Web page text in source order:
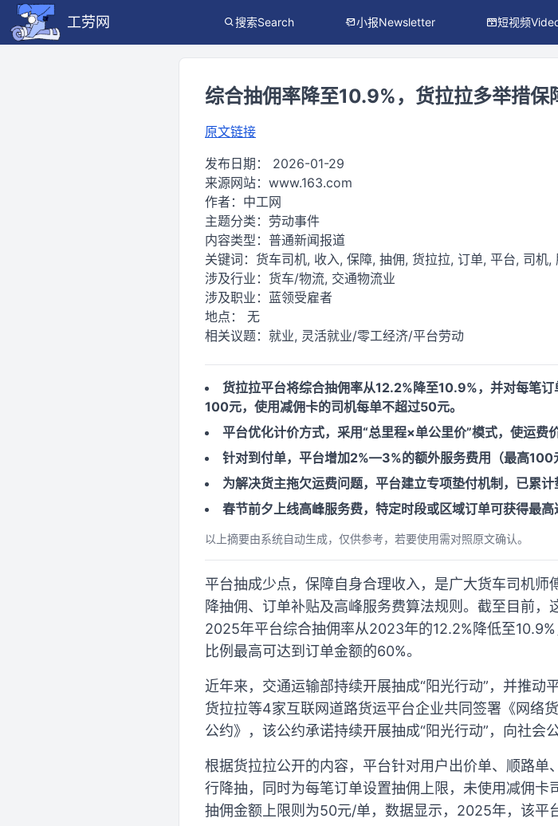
工劳网 搜索Search 小报Newsletter 短视频
综合抽佣率降至10.9%，货拉拉多举措保
原文链接
发布日期： 2026-01-29
来源网站： www.163.com
作者： 中工网
主题分类： 劳动事件
内容类型： 普通新闻报道
关键词： 货车司机, 收入, 保障, 抽佣, 货拉拉, 订单, 平台, 司机,
涉及行业： 货车/物流, 交通物流业
涉及职业： 蓝领受雇者
地点： 无
相关议题： 就业, 灵活就业/零工经济/平台劳动
货拉拉平台将综合抽佣率从12.2%降至10.9%，并对每笔
100元，使用减佣卡的司机每单不超过50元。
平台优化计价方式，采用“总里程×单公里价”模式，使运费
针对到付单，平台增加2%—3%的额外服务费用（最高100
为解决货主拖欠运费问题，平台建立专项垫付机制，已累
春节前夕上线高峰服务费，特定时段或区域订单可获得最
以上摘要由系统自动生成，仅供参考，若要使用需对照原文确认。
平台抽成少点，保障自身合理收入，是广大货车司机
降抽佣、订单补贴及高峰服务费算法规则。截至目前，
2025年平台综合抽佣率从2023年的12.2%降低至
比例最高可达到订单金额的60%。
近年来，交通运输部持续开展抽成“阳光行动”，并推动
货拉拉等4家互联网道路货运平台企业共同签署《网络
公约》，该公约承诺持续开展抽成“阳光行动”，向社会
根据货拉拉公开的内容，平台针对用户出价单、顺路
行降抽，同时为每笔订单设置抽佣上限，未使用减佣
抽佣金额上限则为50元/单，数据显示，2025年，该平